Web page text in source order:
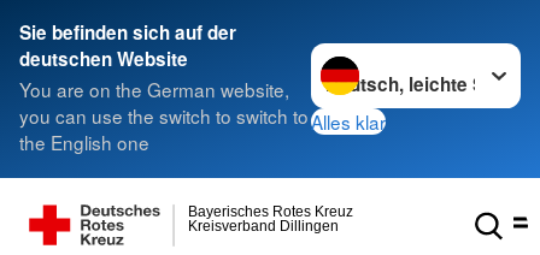
Sie befinden sich auf der
deutschen Website
You are on the German website,
you can use the switch to switch to
the English one
Sprache wechseln zu
Alles klar
Kreisverband Dillingen
Bayerisches Rotes Kreuz